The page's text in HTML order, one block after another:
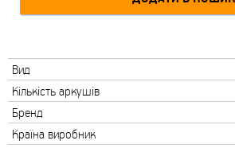
Вид
Кількість аркушів
Бренд
Країна виробник